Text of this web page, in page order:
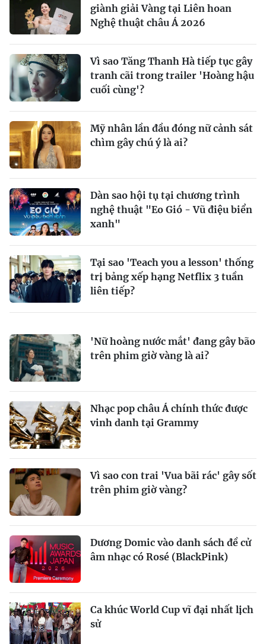
giành giải Vàng tại Liên hoan
Nghệ thuật châu Á 2026
Vì sao Tăng Thanh Hà tiếp tục gây
tranh cãi trong trailer 'Hoàng hậu
cuối cùng'?
Mỹ nhân lần đầu đóng nữ cảnh sát
chìm gây chú ý là ai?
Dàn sao hội tụ tại chương trình
nghệ thuật "Eo Gió - Vũ điệu biển
xanh"
Tại sao 'Teach you a lesson' thống
trị bảng xếp hạng Netflix 3 tuần
liên tiếp?
'Nữ hoàng nước mắt' đang gây bão
trên phim giờ vàng là ai?
Nhạc pop châu Á chính thức được
vinh danh tại Grammy
Vì sao con trai 'Vua bãi rác' gây sốt
trên phim giờ vàng?
Dương Domic vào danh sách đề cử
âm nhạc có Rosé (BlackPink)
Ca khúc World Cup vĩ đại nhất lịch
sử